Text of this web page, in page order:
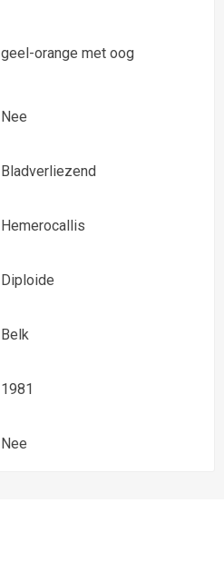
geel-orange met oog
Nee
Bladverliezend
Hemerocallis
Diploide
Belk
1981
Nee